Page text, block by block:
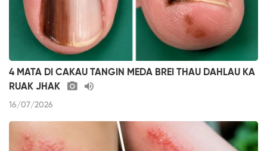
4 MATA DI CAKAU TANGIN MEDA BREI THAU DAHLAU KA
RUAK JHAK
16/07/2026